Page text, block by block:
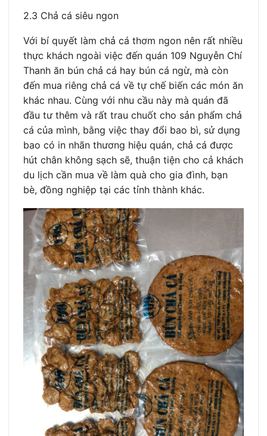
2.3 Chả cá siêu ngon
Với bí quyết làm chả cá thơm ngon nên rất nhiều
thực khách ngoài việc đến quán 109 Nguyễn Chí
Thanh ăn bún chả cá hay bún cá ngừ, mà còn
đến mua riêng chả cá về tự chế biến các món ăn
khác nhau. Cùng với nhu cầu này mà quán đã
đầu tư thêm và rất trau chuốt cho sản phẩm chả
cá của mình, bằng việc thay đổi bao bì, sử dụng
bao có in nhãn thương hiệu quán, chả cá được
hút chân không sạch sẽ, thuận tiện cho cả khách
du lịch cần mua về làm quà cho gia đình, bạn
bè, đồng nghiệp tại các tỉnh thành khác.